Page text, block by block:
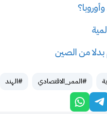
بدلا من الصين
#الممر_الاقتصادي #الهند